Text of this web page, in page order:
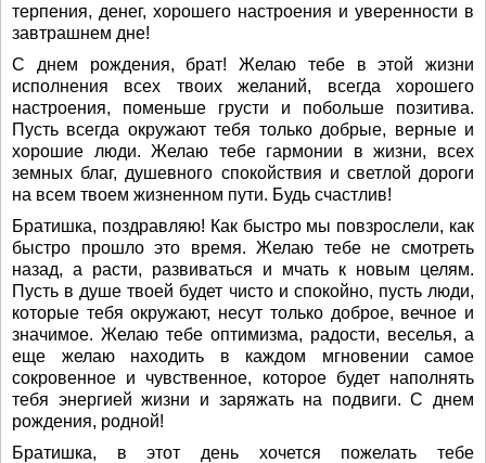
терпения, денег, хорошего настроения и уверенности в
завтрашнем дне!
С днем рождения, брат! Желаю тебе в этой жизни
исполнения всех твоих желаний, всегда хорошего
настроения, поменьше грусти и побольше позитива.
Пусть всегда окружают тебя только добрые, верные и
хорошие люди. Желаю тебе гармонии в жизни, всех
земных благ, душевного спокойствия и светлой дороги
на всем твоем жизненном пути. Будь счастлив!
Братишка, поздравляю! Как быстро мы повзрослели, как
быстро прошло это время. Желаю тебе не смотреть
назад, а расти, развиваться и мчать к новым целям.
Пусть в душе твоей будет чисто и спокойно, пусть люди,
которые тебя окружают, несут только доброе, вечное и
значимое. Желаю тебе оптимизма, радости, веселья, а
еще желаю находить в каждом мгновении самое
сокровенное и чувственное, которое будет наполнять
тебя энергией жизни и заряжать на подвиги. С днем
рождения, родной!
Братишка, в этот день хочется пожелать тебе